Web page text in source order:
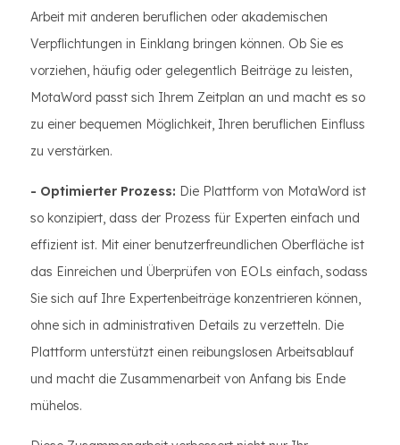
Arbeit mit anderen beruflichen oder akademischen
Verpflichtungen in Einklang bringen können. Ob Sie es
vorziehen, häufig oder gelegentlich Beiträge zu leisten,
MotaWord passt sich Ihrem Zeitplan an und macht es so
zu einer bequemen Möglichkeit, Ihren beruflichen Einfluss
zu verstärken.
- Optimierter Prozess: Die Plattform von MotaWord ist
so konzipiert, dass der Prozess für Experten einfach und
effizient ist. Mit einer benutzerfreundlichen Oberfläche ist
das Einreichen und Überprüfen von EOLs einfach, sodass
Sie sich auf Ihre Expertenbeiträge konzentrieren können,
ohne sich in administrativen Details zu verzetteln. Die
Plattform unterstützt einen reibungslosen Arbeitsablauf
und macht die Zusammenarbeit von Anfang bis Ende
mühelos.